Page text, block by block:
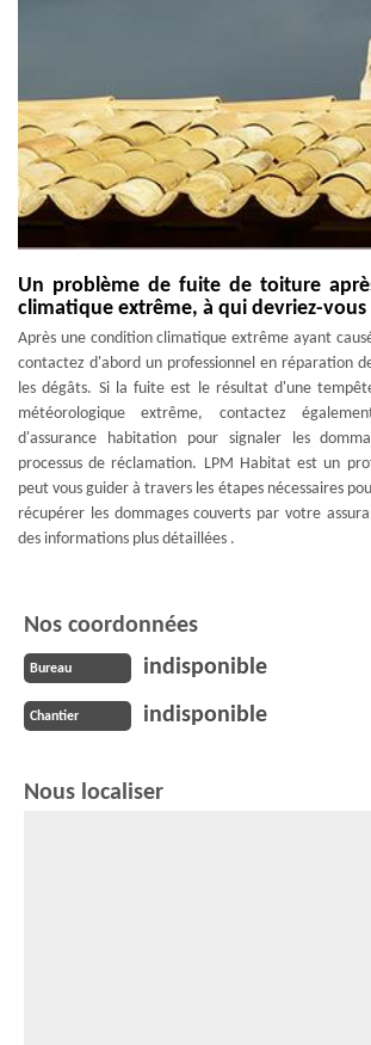
Un problème de fuite de toiture
climatique extrême, à qui devriez-vous
Après une condition climatique extrême ayant
contactez d'abord un professionnel en réparation
les dégâts. Si la fuite est le résultat d'une
météorologique extrême, contactez
d'assurance habitation pour signaler les
processus de réclamation. LPM Habitat est un
peut vous guider à travers les étapes nécessaires
récupérer les dommages couverts par votre
des informations plus détaillées .
Nos coordonnées
Bureau indisponible
Chantier indisponible
Nous localiser